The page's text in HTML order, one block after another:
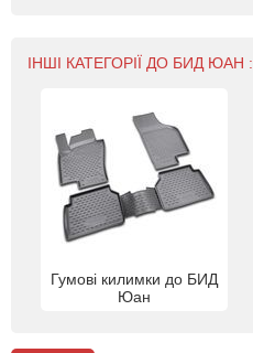
ІНШІ КАТЕГОРІЇ ДО БИД ЮАН :
Гумові килимки до БИД
Юан